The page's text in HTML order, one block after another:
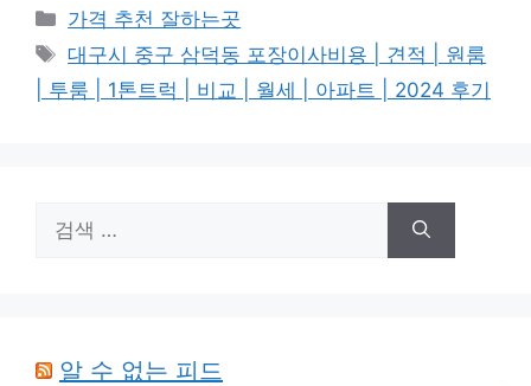
카
테
고
리
가격 추천 잘하는곳
태
그
대구시 중구 삼덕동 포장이사비용 | 견적 | 원룸
| 투룸 | 1톤트럭 | 비교 | 월세 | 아파트 | 2024 후기
색:
알 수 없는 피드